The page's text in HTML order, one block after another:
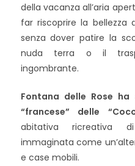
della vacanza all’aria
far riscoprire la
senza dover patire la
nuda terra o il
ingombrante.
Fontana delle Rose
“francese” delle
abitativa ricreativa
immaginata come
e case mobili.